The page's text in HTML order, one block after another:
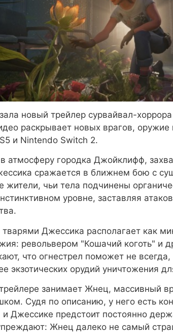
новый трейлер сурвайвал-
раскрывает новых врагов,
и Nintendo Switch 2.
атмосферу городка Джойклифф,
сражается в ближнем бою с
чьи тела подчинены
уровне, заставляя
Джессика располагает как
револьвером "Кошачий коготь" и
что огнестрел поможет не
экзотических орудий уничтожения
занимает Жнец, массивный
Судя по описанию, у него есть
и Джессике предстоит постоянно
Жнец далеко не самый